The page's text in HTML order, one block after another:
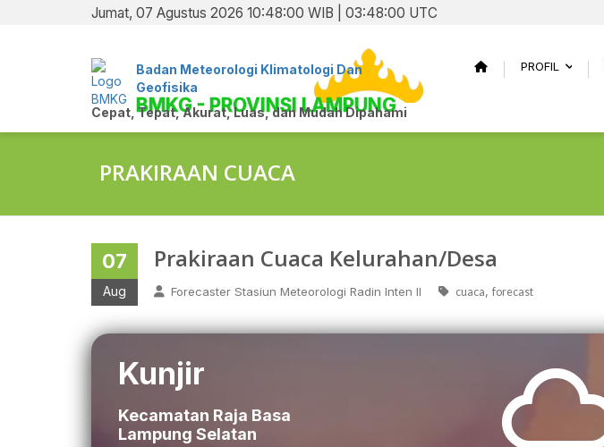
Jumat, 07 Agustus 2026 10:48:01 WIB | 03:48:01 UTC
Badan Meteorologi Klimatologi Dan
Geofisika
BMKG - PROVINSI LAMPUNG
PROFIL
Cepat, Tepat, Akurat, Luas, dan Mudah Dipahami
PRAKIRAAN CUACA
07
Aug
Prakiraan Cuaca Kelurahan/Desa
Forecaster Stasiun Meteorologi Radin Inten II cuaca, forecast
Kunjir
Kecamatan Raja Basa
Lampung Selatan